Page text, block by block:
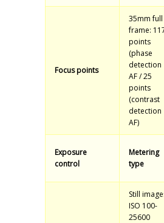
Focus points
35mm full
frame:
points
(phase
detection
AF / 25
points
(contrast
detection
AF)
Exposure
control
Metering
type
Still
ISO 100-
25600